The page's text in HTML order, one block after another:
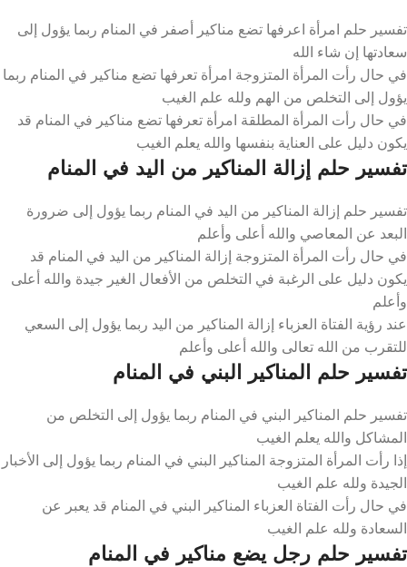
تفسير حلم امرأة اعرفها تضع مناكير أصفر في المنام ربما يؤول إلى
سعادتها إن شاء الله
في حال رأت المرأة المتزوجة امرأة تعرفها تضع مناكير في المنام ربما
يؤول إلى التخلص من الهم ولله علم الغيب
في حال رأت المرأة المطلقة امرأة تعرفها تضع مناكير في المنام قد
يكون دليل على العناية بنفسها والله يعلم الغيب
تفسير حلم إزالة المناكير من اليد في المنام
تفسير حلم إزالة المناكير من اليد في المنام ربما يؤول إلى ضرورة
البعد عن المعاصي والله أعلى وأعلم
في حال رأت المرأة المتزوجة إزالة المناكير من اليد في المنام قد
يكون دليل على الرغبة في التخلص من الأفعال الغير جيدة والله أعلى
وأعلم
عند رؤية الفتاة العزباء إزالة المناكير من اليد ربما يؤول إلى السعي
للتقرب من الله تعالى والله أعلى وأعلم
تفسير حلم المناكير البني في المنام
تفسير حلم المناكير البني في المنام ربما يؤول إلى التخلص من
المشاكل والله يعلم الغيب
إذا رأت المرأة المتزوجة المناكير البني في المنام ربما يؤول إلى الأخبار
الجيدة ولله علم الغيب
في حال رأت الفتاة العزباء المناكير البني في المنام قد يعبر عن
السعادة ولله علم الغيب
تفسير حلم رجل يضع مناكير في المنام